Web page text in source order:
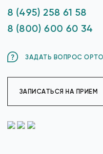
8 (495) 258 61 58
8 (800) 600 60 34
ЗАДАТЬ ВОПРОС
ЗАПИСАТЬСЯ НА ПРИЕМ